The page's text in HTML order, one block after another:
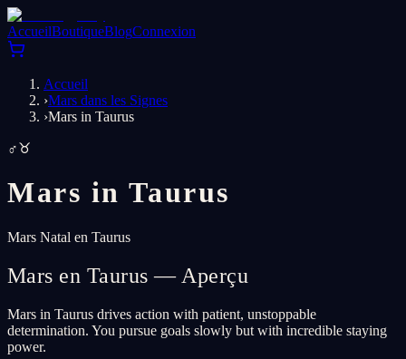
AccueilBoutiqueBlogConnexion
Accueil
›Mars dans les Signes
›Mars in Taurus
♂♉
Mars inTaurus
Mars Natal en Taurus
Mars en Taurus — Aperçu
Mars in Taurus drives action with patient, unstoppable
determination. You pursue goals slowly but with incredible staying
power.